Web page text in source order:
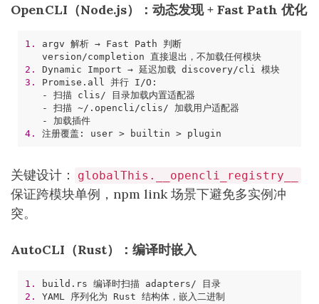
OpenCLI（Node.js）：动态发现 + Fast Path 优化
1.
argv 解析 → Fast Path 判断
   version/completion 直接退出，不加载任何模块
2.
Dynamic Import → 延迟加载 discovery/cli 模块
3.
   - 加载插件
4.
关键设计： globalThis.__opencli_registry__
保证跨模块单例，npm link 场景下避免多实例冲
突。
AutoCLI（Rust）：编译时嵌入
1.
build.rs 编译时扫描 adapters/ 目录
2.